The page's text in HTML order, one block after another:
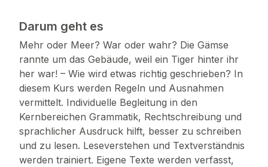
Darum geht es
Mehr oder Meer? War oder wahr? Die Gämse
rannte um das Gebäude, weil ein Tiger hinter ihr
her war! – Wie wird etwas richtig geschrieben? In
diesem Kurs werden Regeln und Ausnahmen
vermittelt. Individuelle Begleitung in den
Kernbereichen Grammatik, Rechtschreibung und
sprachlicher Ausdruck hilft, besser zu schreiben
und zu lesen. Leseverstehen und Textverständnis
werden trainiert. Eigene Texte werden verfasst,